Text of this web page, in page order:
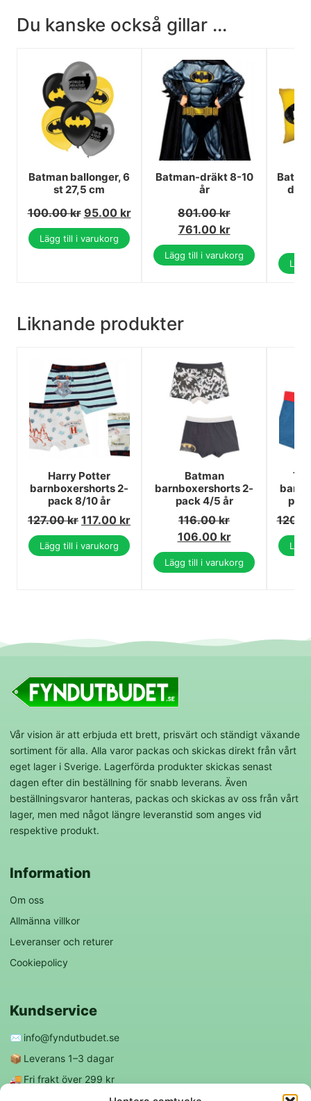
Du kanske också gillar ...
Batman ballonger, 6
st 27,5 cm
100.00kr 95.00 kr
Lägg till i varukorg
Batman-dräkt 8-10
år
801.00kr
761.00 kr
Lägg till i varukorg
Liknande produkter
Harry Potter
barnboxershorts 2-
pack 8/10 år
127.00kr 117.00 kr
Lägg till i varukorg
Batman
barnboxershorts 2-
pack 4/5 år
116.00kr
106.00 kr
Lägg till i varukorg
Vår vision är att erbjuda ett brett, prisvärt och ständigt växande
sortiment för alla. Alla varor packas och skickas direkt från vårt
eget lager i Sverige. Lagerförda produkter skickas senast
dagen efter din beställning för snabb leverans. Även
beställningsvaror hanteras, packas och skickas av oss från vårt
lager, men med något längre leveranstid som anges vid
respektive produkt.
Information
Om oss
Allmänna villkor
Leveranser och returer
Cookiepolicy
Kundservice
✉️ info@fyndutbudet.se
📦 Leverans 1–3 dagar
🚚 Fri frakt över 299 kr